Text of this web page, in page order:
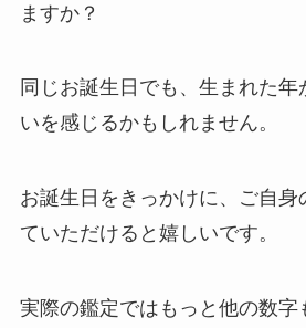
ますか？
同じお誕生日でも、生まれた
いを感じるかもしれません。
お誕生日をきっかけに、ご自身
ていただけると嬉しいです。
実際の鑑定ではもっと他の数字